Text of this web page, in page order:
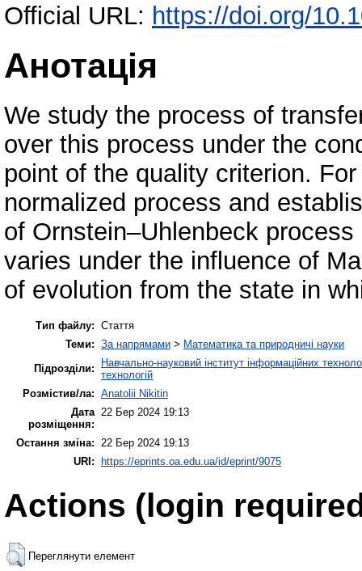
Official URL: https://doi.org/
Анотація
We study the process of
over this process under the
point of the quality criterion.
normalized process and
of Ornstein–Uhlenbeck
varies under the influence of
of evolution from the state in
Тип файлу: Стаття
Теми: За напрямами > Математика та природничі науки
Підрозділи:
Навчально-науковий інститут інформаційних
технологій
Розмістив/ла: Anatolii Nikitin
Дата
розміщення:
22 Бер 2024 19:13
Остання зміна:
22 Бер 2024 19:13
URI: https://eprints.oa.edu.ua/id/eprint/9075
Actions (login
Переглянути елемент